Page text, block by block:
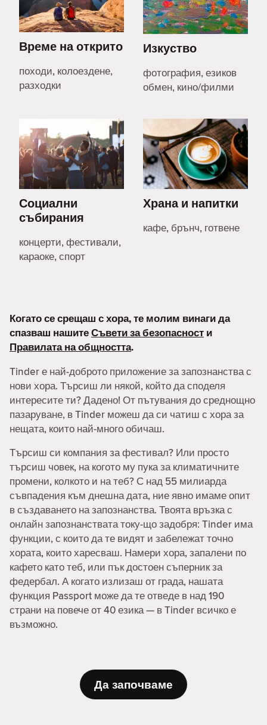
Време на открито
походи, колоездене,
разходки
Изкуство
фотография, езиков
обмен, кино/филми
Социални
събирания
концерти, фестивали,
караоке, спорт
Храна и напитки
кафе, брънч, готвене
Когато се срещаш с хора, те молим винаги да
спазваш нашитеСъвети за безопасност и
Правилата на общността.
Tinder е най-доброто приложение за запознанства с
нови хора. Търсиш ли някой, който да споделя
интересите ти? Дадено! От пътувания до среднощно
пазаруване, в Tinder можеш да си чатиш с хора за
нещата, които най-много обичаш.
Търсиш си компания за фестивал? Или просто
търсиш човек, на когото му пука за климатичните
промени, колкото и на теб? С над 55 милиарда
съвпадения към днешна дата, ние явно имаме опит
в създаването на запознанства. Твоята връзка с
онлайн запознанствата току-що задобря: Tinder има
функции, с които да те видят и забележат точно
хората, които харесваш. Намери хора, запалени по
кафето като теб, или пък достоен съперник за
федербал. А когато излизаш от града, нашата
функция Passport може да те отведе в над 190
страни на повече от 40 езика — в Tinder всичко е
възможно.
Да започваме